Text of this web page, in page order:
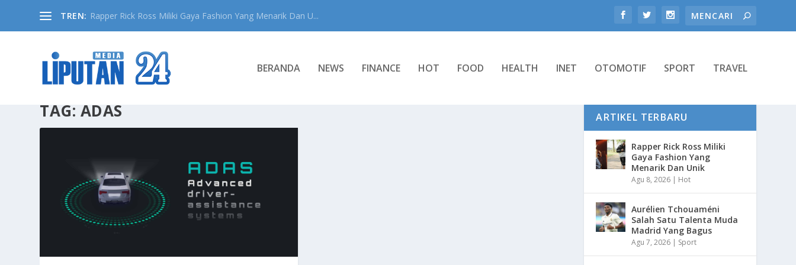
TREN: Rapper Rick Ross Miliki Gaya Fashion Yang Menarik Dan U...
BERANDA NEWS FINANCE HOT FOOD HEALTH INET OTOMOTIF SPORT TRAVEL
TAG: ADAS ARTIKEL TERBARU
Rapper Rick Ross Miliki
Gaya Fashion Yang
Menarik Dan Unik
Agu 8, 2026 | Hot
Aurélien Tchouaméni
Salah Satu Talenta Muda
Madrid Yang Bagus
Agu 7, 2026 | Sport